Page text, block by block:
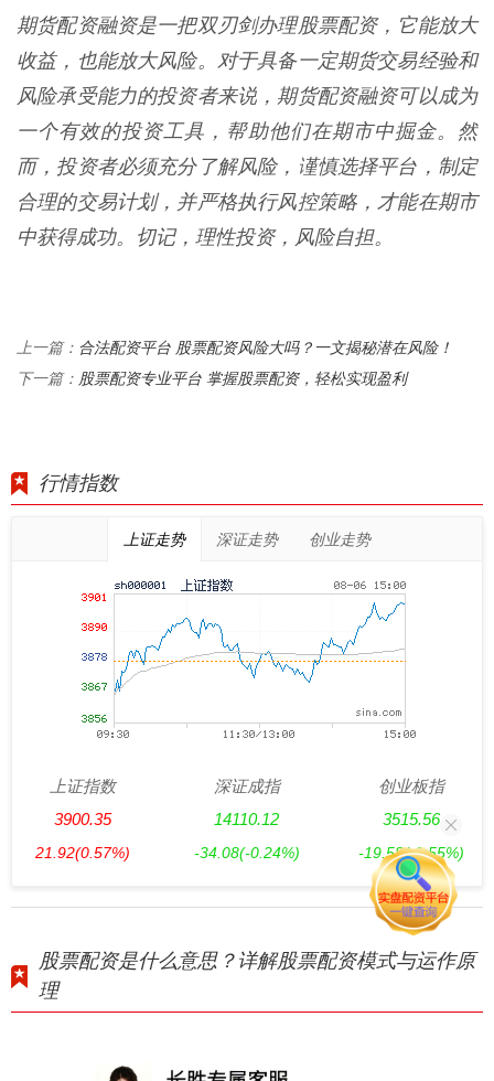
期货配资融资是一把双刃剑办理股票配资，它能放大
收益，也能放大风险。对于具备一定期货交易经验和
风险承受能力的投资者来说，期货配资融资可以成为
一个有效的投资工具，帮助他们在期市中掘金。然
而，投资者必须充分了解风险，谨慎选择平台，制定
合理的交易计划，并严格执行风控策略，才能在期市
中获得成功。切记，理性投资，风险自担。
上一篇： 合法配资平台 股票配资风险大吗？一文揭秘潜在风险！
下一篇： 股票配资专业平台 掌握股票配资，轻松实现盈利
行情指数
上证走势 深证走势 创业走势
上证指数
3900.35
21.92(0.57%)
深证成指
14110.12
-34.08(-0.24%)
创业板指
3515.56
-19.58(-0.55%)
股票配资是什么意思？详解股票配资模式与运作原
理